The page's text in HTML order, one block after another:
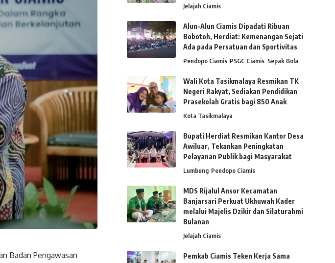
Badan Pengawasan
Jelajah Ciamis
Alun-Alun Ciamis Dipadati Ribuan
Bobotoh, Herdiat: Kemenangan Sejati
Ada pada Persatuan dan Sportivitas
Pendopo Ciamis PSGC Ciamis Sepak Bola
Wali Kota Tasikmalaya Resmikan TK
Negeri Rakyat, Sediakan Pendidikan
Prasekolah Gratis bagi 850 Anak
Kota Tasikmalaya
Bupati Herdiat Resmikan Kantor Desa
Awiluar, Tekankan Peningkatan
Pelayanan Publik bagi Masyarakat
Lumbung Pendopo Ciamis
MDS Rijalul Ansor Kecamatan
Banjarsari Perkuat Ukhuwah Kader
melalui Majelis Dzikir dan Silaturahmi
Bulanan
Jelajah Ciamis
Pemkab Ciamis Teken Kerja Sama